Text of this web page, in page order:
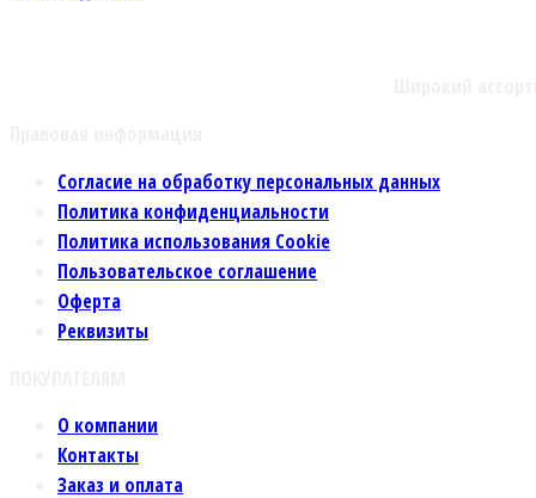
Согласие на обработку персональных данных
Политика конфиденциальности
Политика использования Cookie
Пользовательское соглашение
Оферта
Реквизиты
О компании
Контакты
Заказ и оплата